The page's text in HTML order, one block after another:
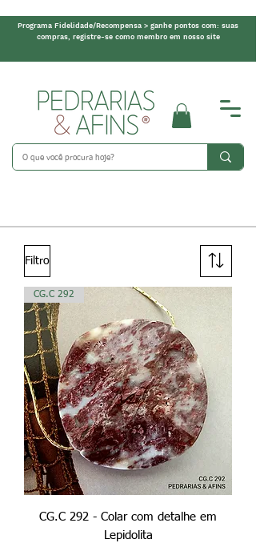
Programa Fidelidade/Recompensa > ganhe pontos com: suas
compras, registre-se como membro em nosso site
Filtro
CG.C 292
CG.C 292 - Colar com detalhe em
Lepidolita